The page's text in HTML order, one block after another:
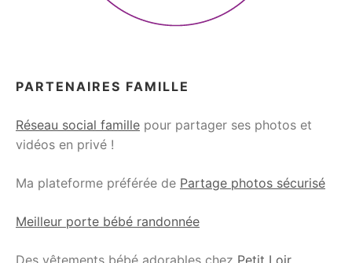
PARTENAIRES FAMILLE
Réseau social famille pour partager ses photos et
vidéos en privé !
Ma plateforme préférée de Partage photos sécurisé
Meilleur porte bébé randonnée
Des vêtements bébé adorables chez Petit Loir